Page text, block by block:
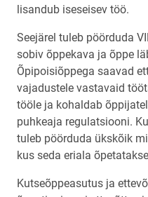
lisandub iseseisev töö.
Seejärel tuleb pöörduda
sobiv õppekava ja õppe
Õpipoisiõppega saavad
vajadustele vastavaid
tööle ja kohaldab
puhkeaja regulatsiooni.
tuleb pöörduda ükskõik
kus seda eriala
Kutseõppeasutus ja